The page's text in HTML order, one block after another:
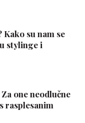
su nam se
stylinge i
one neodlučne
rasplesanim